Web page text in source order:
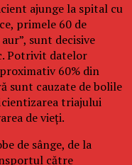
ajunge la spital cu
primele 60 de
sunt decisive
Potrivit datelor
60% din
sunt cauzate de bolile
triajului
de vieți.
de sânge, de la
către